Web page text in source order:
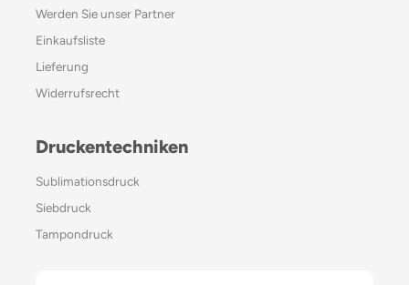
Werden Sie unser Partner
Einkaufsliste
Lieferung
Widerrufsrecht
Druckentechniken
Sublimationsdruck
Siebdruck
Tampondruck